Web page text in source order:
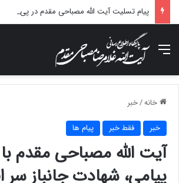
منو
خانه/خبر
خبر فقط خبر پیام ها
آیت الله مصباحی مقدم
پیامی، شهادت جانباز سر